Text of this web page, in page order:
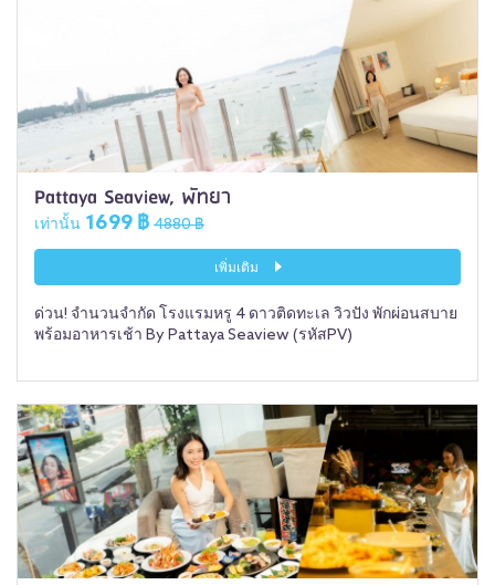
Pattaya Seaview, พัทยา
เท่านั้น 1699 ฿ 4880 ฿
เพิ่มเติม
ด่วน! จำนวนจำกัด โรงแรมหรู 4 ดาวติดทะเล วิวปัง พักผ่อนสบาย
พร้อมอาหารเช้า By Pattaya Seaview (รหัสPV)